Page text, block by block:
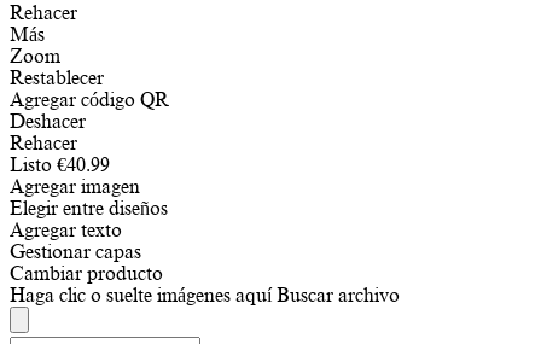
Rehacer
Más
Zoom
Restablecer
Agregar código QR
Deshacer
Rehacer
Listo €40.99
Agregar imagen
Elegir entre diseños
Agregar texto
Gestionar capas
Cambiar producto
Haga clic o suelte imágenes aquí Buscar archivo